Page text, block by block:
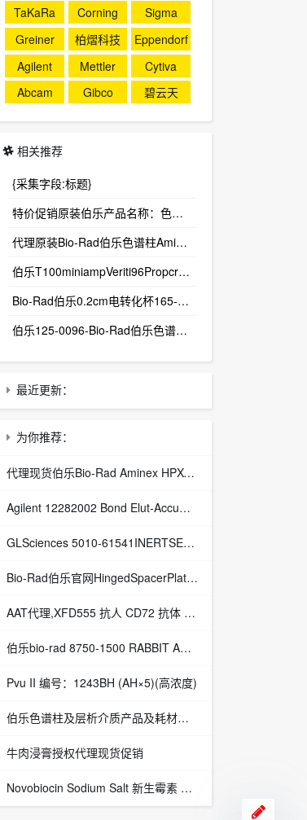
TaKaRa
Corning
Sigma
Greiner
柏熠科技
Eppendorf
Agilent
Mettler
Cytiva
Abcam
Gibco 碧云天
相关推荐
{采集字段:标题}
特价促销原装伯乐产品名称：色谱柱货号：1250095、1250140Bio-Rad伯乐代理
代理原装Bio-Rad伯乐色谱柱AminexHPX-87H1250140Bio-Rad伯乐代理
伯乐T100miniampVeriti96Propcr仪代理Bio-Rad伯乐代理
Bio-Rad伯乐0.2cm电转化杯165-2086165-208916520861652089Bio-Rad伯乐代理
伯乐125-0096-Bio-Rad伯乐色谱柱Aminex1250143Bio-Rad伯乐代理
最近更新：
为你推荐：
代理现货伯乐Bio-Rad Aminex HPX-87H层析柱 | 授权代理
Agilent 12282002 Bond Elut-AccuCAT, 600mg 3mL, 60/PK Bond Elut-AccuCAT, 600mg 3mL, 60/PK - 授权代理
GLSciences 5010-61541INERTSEPSCX100MG/1ML100/Box INERTSEPSCX100MG/1ML 100/Box - 授权代理
Bio-Rad伯乐官网HingedSpacerPlates铰接隔板
AAT代理,XFD555 抗人 CD72 抗体 3F3、XFD555 与 Alexa Fluor 的结构相同™ 555 授权代理
伯乐bio-rad 8750-1500 RABBIT ANTI CLOSTRIDIUM TETANI TETANUS TOXIN
Pvu II 编号：1243BH (AH×5)(高浓度)
伯乐色谱柱及层析介质产品及耗材原装Bio-Rad代理Bio-Rad伯乐代理
牛肉浸膏授权代理现货促销
Novobiocin Sodium Salt 新生霉素 编号：N8310-250